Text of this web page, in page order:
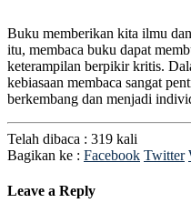
Buku memberikan kita ilmu
itu, membaca buku dapat
keterampilan berpikir kritis.
kebiasaan membaca sangat
berkembang dan menjadi
Telah dibaca : 319 kali
Bagikan ke : Facebook Twitter
Leave a Reply